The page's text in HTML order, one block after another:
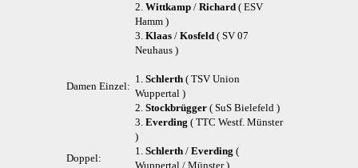
2. Wittkamp / Richard ( ESV
Hamm )
3. Klaas / Kosfeld ( SV 07
Neuhaus )
Damen Einzel:
1. Schlerth ( TSV Union
Wuppertal )
2. Stockbrügger ( SuS Bielefeld )
3. Everding ( TTC Westf. Münster
)
Doppel:
1. Schlerth / Everding (
Wuppertal / Münster )